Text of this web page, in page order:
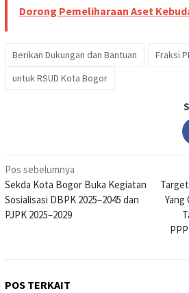
Dorong Pemeliharaan Aset
Berikan Dukungan dan Bantuan
Fraksi
untuk RSUD Kota Bogor
Navigasi
pos
Pos sebelumnya
Sekda Kota Bogor Buka Kegiatan
Sosialisasi DBPK 2025–2045 dan
PJPK 2025–2029
Yang
POS TERKAIT